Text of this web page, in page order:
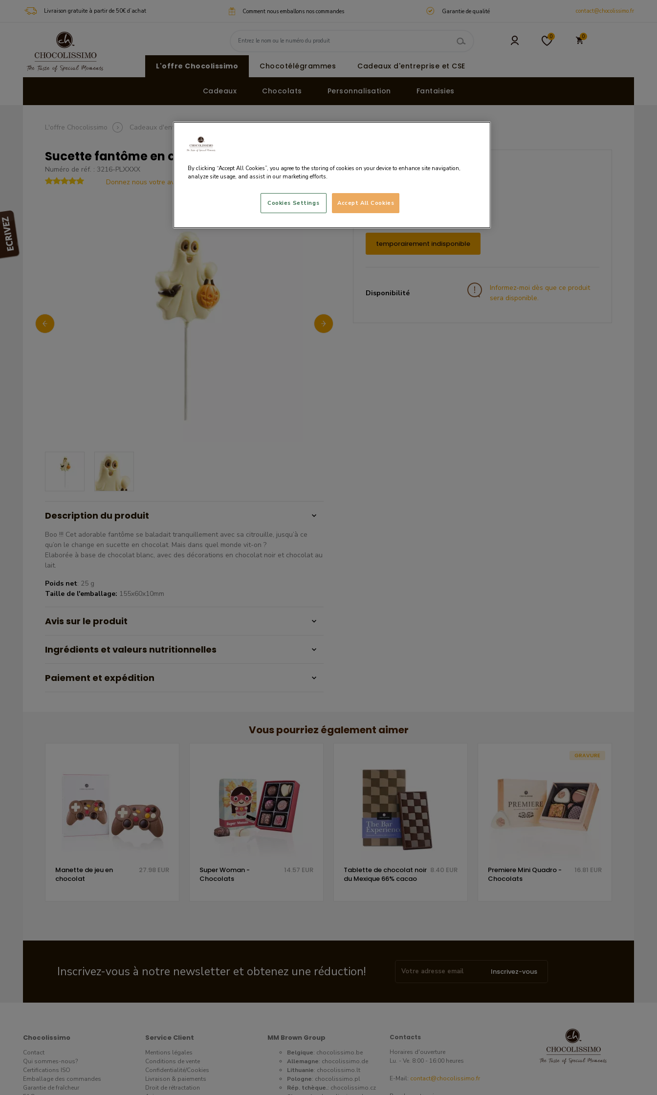
Livraison gratuite à partir de 50€ d’achat Comment nous emballons nos commandes Garantie de qualité contact@chocolissimo.fr
0 0
L'offre Chocolissimo Chocotélégrammes Cadeaux d'entreprise et CSE
Cadeaux Chocolats Personnalisation Fantaisies
L'offre Chocolissimo Cadeaux d'entreprise
Sucette fantôme en chocolat blanc
Numéro de réf. : 3216-PLXXXX
Donnez nous votre avis
Description du produit
Boo !!! Cet adorable fantôme se baladait tranquillement avec sa citrouille, jusqu’à ce
qu’on le change en sucette en chocolat. Mais dans quel monde vit-on ?
Elaborée à base de chocolat blanc, avec des décorations en chocolat noir et chocolat au
lait.
Poids net: 25 g
Taille de l'emballage: 155x60x10mm
Avis sur le produit
Ingrédients et valeurs nutritionnelles
Paiement et expédition
Prix :5.59 EUR
La TVA est incluse dans les prix.
temporairement indisponible
Disponibilité
Informez-moi dès que ce produit
sera disponible.
Vous pourriez également aimer
Manette de jeu en
chocolat
27.98 EUR
Super Woman -
Chocolats
14.57 EUR
Tablette de chocolat noir
du Mexique 66% cacao
8.40 EUR
GRAVURE
Premiere Mini Quadro -
Chocolats
16.81 EUR
Inscrivez-vous à notre newsletter et obtenez une réduction! Inscrivez-vous
Chocolissimo
Contact
Qui sommes-nous?
Certifications ISO
Emballage des commandes
Garantie de fraîcheur
Service Client
Mentions légales
Conditions de vente
Confidentialité/Cookies
Livraison & paiements
Droit de rétractation
MM Brown Group
Belgique: chocolissimo.be
Allemagne: chocolissimo.de
Lithuanie: chocolissimo.lt
Pologne: chocolissimo.pl
Rép. tchèque.: chocolissimo.cz
Contacts
Horaires d'ouverture
Lu. - Ve. 8:00 - 16:00 heures
E-Mail: contact@chocolissimo.fr
By clicking “Accept All Cookies”, you agree to the storing of cookies on your device to enhance site navigation,
analyze site usage, and assist in our marketing efforts.
Accept All Cookies
Cookies Settings